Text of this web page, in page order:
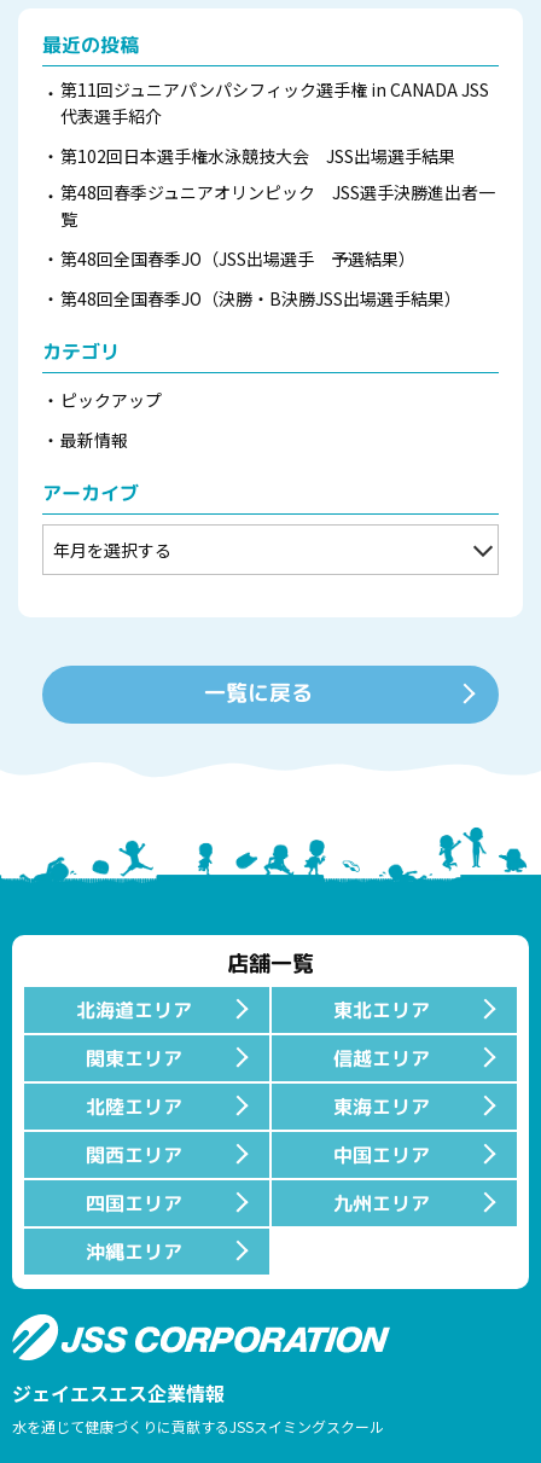
最近の投稿
第11回ジュニアパンパシフィック選手権 in CANADA JSS
代表選手紹介
第102回日本選手権水泳競技大会 JSS出場選手結果
第48回春季ジュニアオリンピック JSS選手決勝進出者一
覧
第48回全国春季JO（JSS出場選手 予選結果）
第48回全国春季JO（決勝・B決勝JSS出場選手結果）
カテゴリ
ピックアップ
最新情報
アーカイブ
一覧に戻る
店舗一覧
北海道エリア
東北エリア
関東エリア
信越エリア
北陸エリア
東海エリア
関西エリア
中国エリア
四国エリア
九州エリア
沖縄エリア
ジェイエスエス企業情報
水を通じて健康づくりに貢献するJSSスイミングスクール